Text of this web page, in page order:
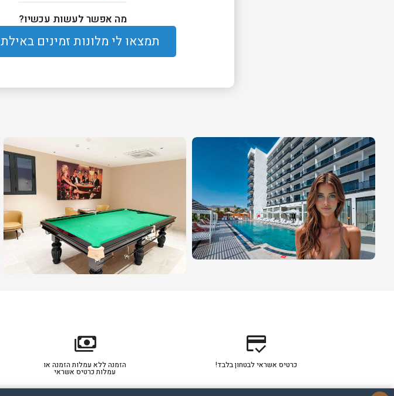
מה אפשר לעשות עכשיו?
תמצאו לי מלונות זמינים באילת
credit_score
כרטיס אשראי לבטחון בלבד!
payments
הזמנה ללא עמלות הזמנה או
עמלות כרטיס אשראי